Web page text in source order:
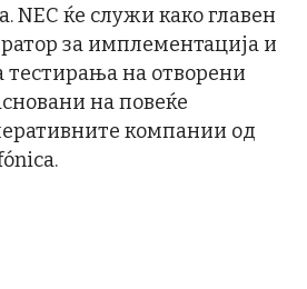
NEC ќе служи како главен
за имплементација и
тестирања на отворени
на повеќе
компании од